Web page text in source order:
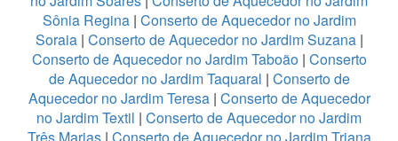
Sônia Regina| Conserto de Aquecedor no Jardim
Soraia| Conserto de Aquecedor no Jardim Suzana|
Conserto de Aquecedor no Jardim Taboão| Conserto
de Aquecedor no Jardim Taquaral | Conserto de
Aquecedor no Jardim Teresa| Conserto de Aquecedor
no Jardim Textil | Conserto de Aquecedor no Jardim